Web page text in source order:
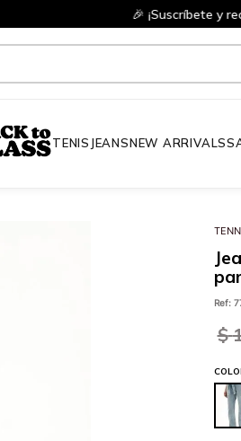
primera compra en productos a precio
TENIS JEANSNEW ARRIVALS
Ref:
$